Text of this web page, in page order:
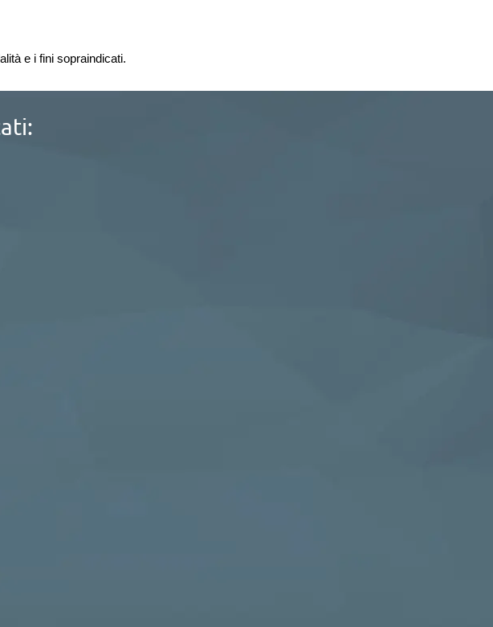
e i fini sopraindicati.